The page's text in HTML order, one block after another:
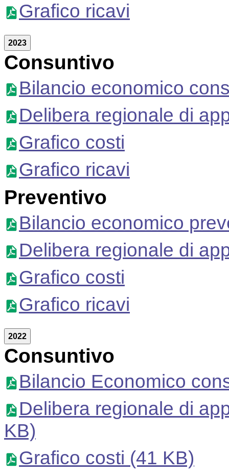
Grafico ricavi
2023
Consuntivo
Bilancio economico
Delibera regionale di
Grafico costi
Grafico ricavi
Preventivo
Bilancio economico
Delibera regionale di
Grafico costi
Grafico ricavi
2022
Consuntivo
Bilancio Economico
Delibera regionale di
KB)
Grafico costi (41 KB)